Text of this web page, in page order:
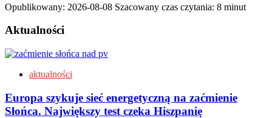
Opublikowany: 2026-08-08 Szacowany czas czytania: 8 minut
Aktualności
aktualności
Europa szykuje sieć energetyczną na zaćmienie
Słońca. Największy test czeka Hiszpanię